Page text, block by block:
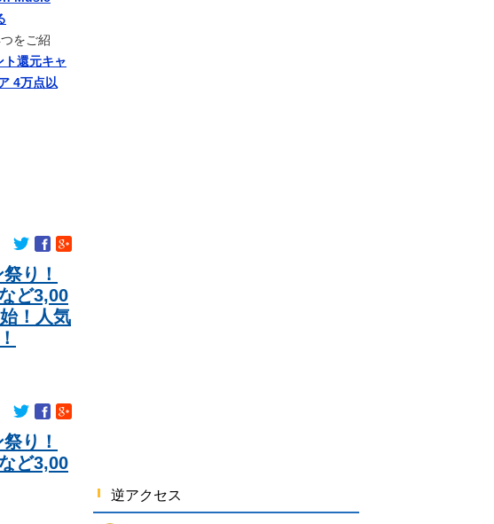
事故で
から、チ
をご紹
ト還元キャ
4万点以
り！
ど3,00
！人気
り！
ど3,00
逆アクセス